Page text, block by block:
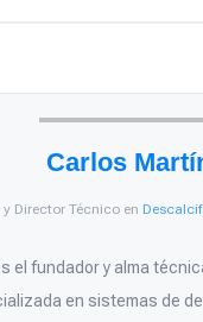
Carlos
y Director Técnico en
el fundador y alma
en sistemas de